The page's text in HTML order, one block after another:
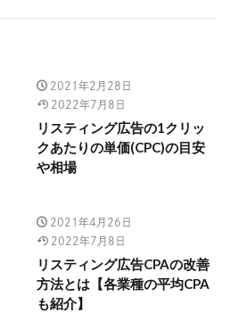
2021年2月28日
2022年7月8日
リスティング広告の1クリッ
クあたりの単価(CPC)の目安
や相場
2021年4月26日
2022年7月8日
リスティング広告CPAの改善
方法とは【各業種の平均CPA
も紹介】